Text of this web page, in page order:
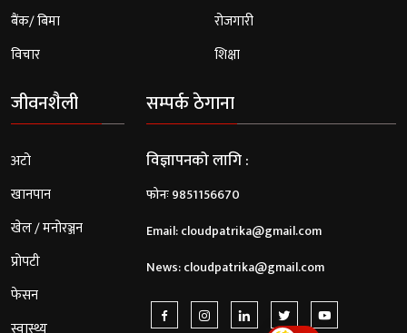
बैंक/ बिमा
विचार
रोजगारी
शिक्षा
जीवनशैली
अटो
खानपान
खेल / मनोरञ्जन
प्रोपटी
फेसन
सम्पर्क ठेगाना
विज्ञापनको लागि :
फोनः 9851156670
Email:cloudpatrika@gmail.com
News:cloudpatrika@gmail.com